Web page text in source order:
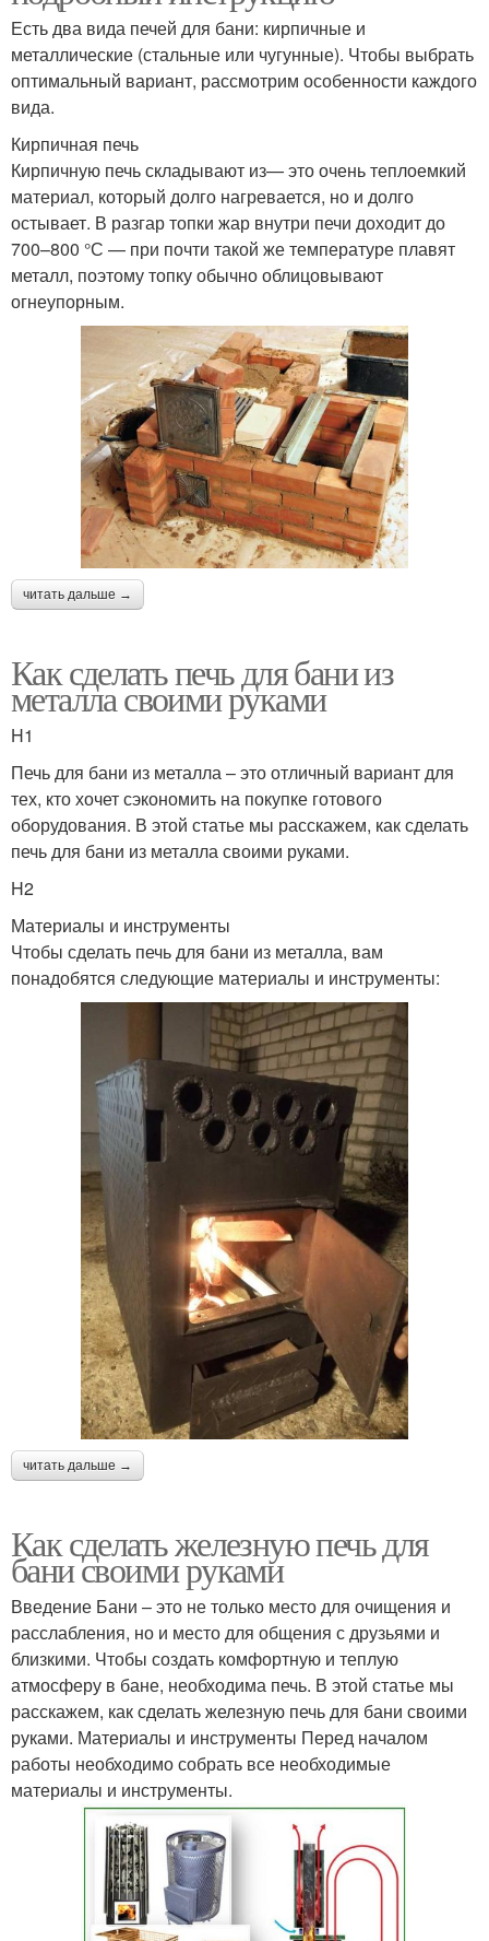
Есть два вида печей для бани: кирпичные и
металлические (стальные или чугунные). Чтобы выбрать
оптимальный вариант, рассмотрим особенности каждого
вида.
Кирпичная печь
Кирпичную печь складывают из— это очень теплоемкий
материал, который долго нагревается, но и долго
остывает. В разгар топки жар внутри печи доходит до
700–800 °С — при почти такой же температуре плавят
металл, поэтому топку обычно облицовывают
огнеупорным.
читать дальше →
Как сделать печь для бани из
металла своими руками
H1
Печь для бани из металла – это отличный вариант для
тех, кто хочет сэкономить на покупке готового
оборудования. В этой статье мы расскажем, как сделать
печь для бани из металла своими руками.
H2
Материалы и инструменты
Чтобы сделать печь для бани из металла, вам
понадобятся следующие материалы и инструменты:
читать дальше →
Как сделать железную печь для
бани своими руками
Введение Бани – это не только место для очищения и
расслабления, но и место для общения с друзьями и
близкими. Чтобы создать комфортную и теплую
атмосферу в бане, необходима печь. В этой статье мы
расскажем, как сделать железную печь для бани своими
руками. Материалы и инструменты Перед началом
работы необходимо собрать все необходимые
материалы и инструменты.